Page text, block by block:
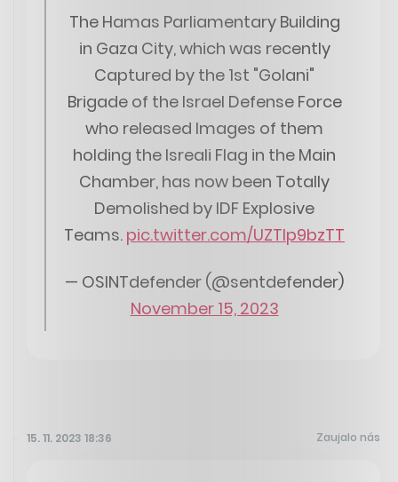
The Hamas Parliamentary Building
in Gaza City, which was recently
Captured by the 1st "Golani"
Brigade of the Israel Defense Force
who released Images of them
holding the Isreali Flag in the Main
Chamber, has now been Totally
Demolished by IDF Explosive
Teams. pic.twitter.com/UZTlp9bzTT
— OSINTdefender (@sentdefender)
November 15, 2023
15. 11. 2023 18:36 Zaujalo nás